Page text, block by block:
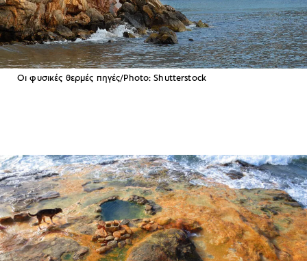
Οι φυσικές θερμές πηγές/Photo: Shutterstock